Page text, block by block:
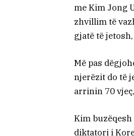
me Kim Jong
zhvillim të
gjatë të
Më pas
njerëzit do të
arrinin 70
Kim
diktatori i